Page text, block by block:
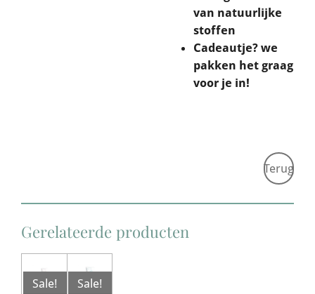
van natuurlijke
stoffen
Cadeautje? we
pakken het graag
voor je in!
Terug
Gerelateerde producten
Sale! Sale!